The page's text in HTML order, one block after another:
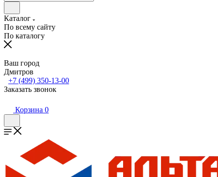
Каталог
По всему сайту
По каталогу
Ваш город
Дмитров
+7 (499) 350-13-00
Заказать звонок
Корзина 0